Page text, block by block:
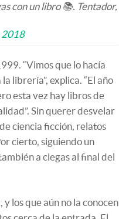
con un libro 📚. Tentador,
2018
“Vimos que lo hacía
librería”, explica. “El año
esta vez hay libros de
Sin querer desvelar
ciencia ficción, relatos
cierto, siguiendo un
a ciegas al final del
y los que aún no la conocen